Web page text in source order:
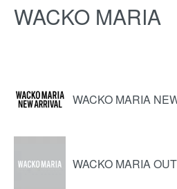
WACKO MARIA
WACKO MARIA
WACKO MARIA